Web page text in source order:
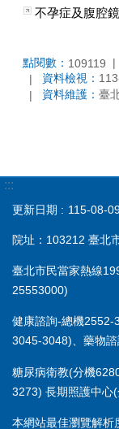
不孕症及腹腔鏡
點閱數： 109119
資料檢視：
資料維護： 臺
:::
更新日期 115-08-
院址：103212 臺北
臺北市民當家熱線
25553000)
健康諮詢-總機2552-
3045-3048)、藥物
糖尿病衛教(分機
3273) 長期照護中心
本網站最佳瀏覽解析